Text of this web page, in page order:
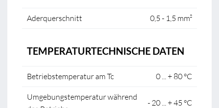
Aderquerschnitt 0,5 - 1,5 mm²
TEMPERATURTECHNISCHE DATEN
Betriebstemperatur am Tc 0 ... + 80 °C
Umgebungstemperatur während
- 20 ... + 45 °C